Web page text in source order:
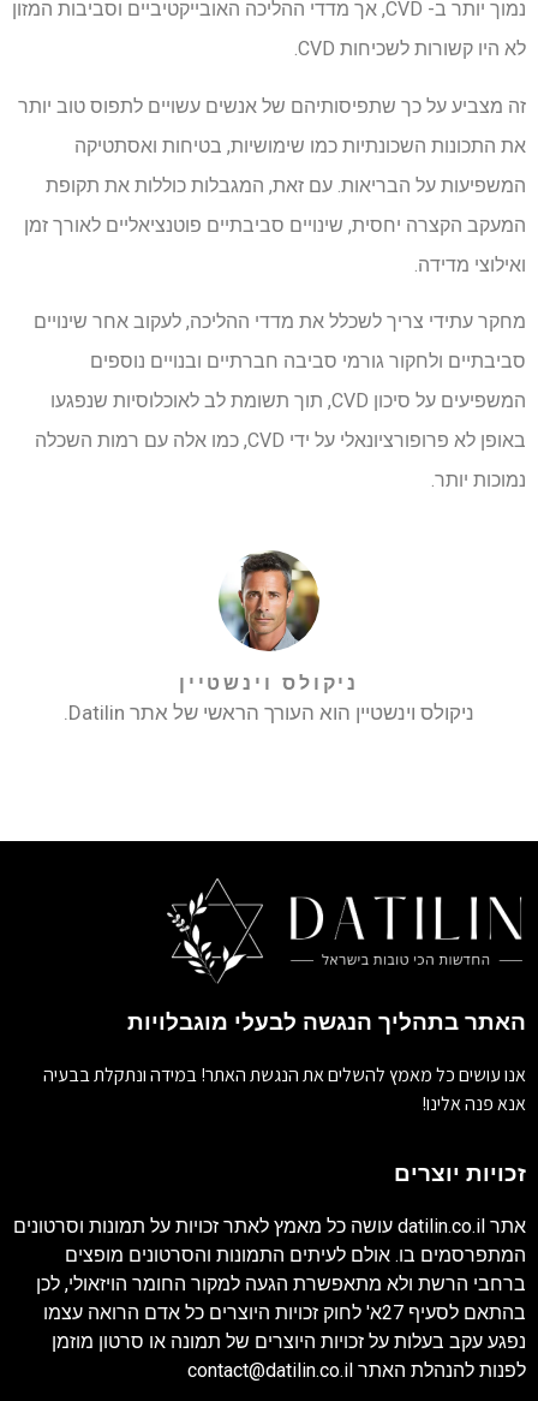
נמוך יותר ב- CVD, אך מדדי ההליכה האובייקטיביים וסביבות המזון
לא היו קשורות לשכיחות CVD.
זה מצביע על כך שתפיסותיהם של אנשים עשויים לתפוס טוב יותר
את התכונות השכונתיות כמו שימושיות, בטיחות ואסתטיקה
המשפיעות על הבריאות. עם זאת, המגבלות כוללות את תקופת
המעקב הקצרה יחסית, שינויים סביבתיים פוטנציאליים לאורך זמן
ואילוצי מדידה.
מחקר עתידי צריך לשכלל את מדדי ההליכה, לעקוב אחר שינויים
סביבתיים ולחקור גורמי סביבה חברתיים ובנויים נוספים
המשפיעים על סיכון CVD, תוך תשומת לב לאוכלוסיות שנפגעו
באופן לא פרופורציונאלי על ידי CVD, כמו אלה עם רמות השכלה
נמוכות יותר.
ניקולס וינשטיין
ניקולס וינשטיין הוא העורך הראשי של אתר Datilin.
האתר בתהליך הנגשה לבעלי מוגבלויות
אנו עושים כל מאמץ להשלים את הנגשת האתר! במידה ונתקלת בבעיה
אנא פנה אלינו!
זכויות יוצרים
אתר datilin.co.il עושה כל מאמץ לאתר זכויות על תמונות וסרטונים
המתפרסמים בו. אולם לעיתים התמונות והסרטונים מופצים
ברחבי הרשת ולא מתאפשרת הגעה למקור החומר הויזאולי, לכן
בהתאם לסעיף 27א' לחוק זכויות היוצרים כל אדם הרואה עצמו
נפגע עקב בעלות על זכויות היוצרים של תמונה או סרטון מוזמן
לפנות להנהלת האתר contact@datilin.co.il